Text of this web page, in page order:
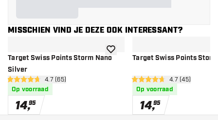
MISSCHIEN VIND JE DEZE OOK INTERESSANT?
Target Swiss Points Storm Nano
Silver
open reviews drawer
4.7 score sterren4.7 (65)
Op voorraad
14,95
toevoegen aan verlanglijst
Target Swiss Points
open reviews
4.7 score sterren4.7 (45)
Op voorraad
14,95